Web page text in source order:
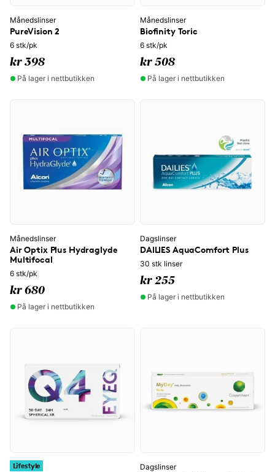
Månedslinser
PureVision 2
6 stk/pk
kr 398
På lager i nettbutikken
Månedslinser
Biofinity Toric
6 stk/pk
kr 508
På lager i nettbutikken
Månedslinser
Air Optix Plus Hydraglyde
Multifocal
6 stk/pk
kr 680
På lager i nettbutikken
Dagslinser
DAILIES AquaComfort Plus
30 stk linser
kr 255
På lager i nettbutikken
Lifestyle
Dagslinser